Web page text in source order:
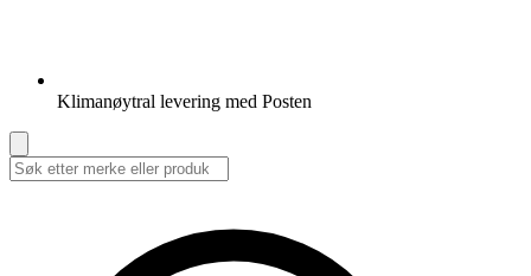
Klimanøytral levering med Posten